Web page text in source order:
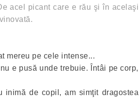
acel picant care e rău şi în acelaşi
mereu pe cele intense...
e pusă unde trebuie. Întâi pe corp,
inimă de copil, am simţit dragostea